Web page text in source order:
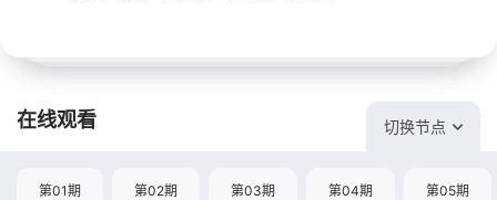
在线观看 切换节点
第01期 第02期 第03期 第04期 第05期